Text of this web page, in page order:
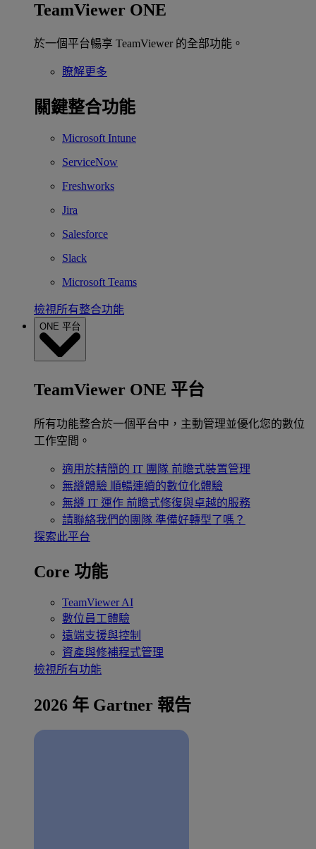
TeamViewer ONE
於一個平台暢享 TeamViewer 的全部功能。
瞭解更多
關鍵整合功能
Microsoft Intune
ServiceNow
Freshworks
Jira
Salesforce
Slack
Microsoft Teams
檢視所有整合功能
ONE 平台
TeamViewer ONE 平台
所有功能整合於一個平台中，主動管理並優化您的數位
工作空間。
適用於精簡的 IT 團隊 前瞻式裝置管理
無縫體驗 順暢連續的數位化體驗
無縫 IT 運作 前瞻式修復與卓越的服務
請聯絡我們的團隊 準備好轉型了嗎？
探索此平台
Core 功能
TeamViewer AI
數位員工體驗
遠端支援與控制
資產與修補程式管理
檢視所有功能
2026 年 Gartner 報告